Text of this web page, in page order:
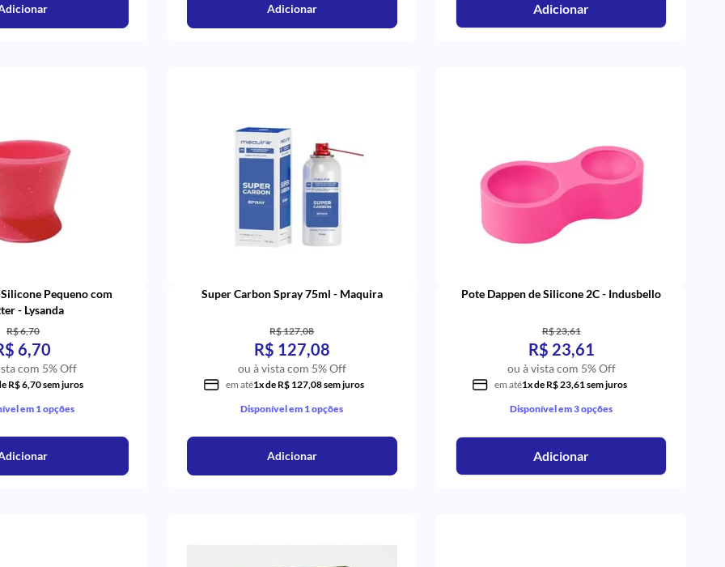
Adicionar Adicionar
Pequeno com
- Lysanda
R$ 6,70
6,70
com 5% Off
R$ 6,70 sem juros
em 1 opções
Super Carbon Spray 75ml - Maquira
R$ 127,08
R$ 127,08
ou à vista com 5% Off
em até1x de R$ 127,08 sem juros
Disponível em 1 opções
Adicionar
Pote Dappen de Silicone 2C - Indusbello
R$ 23,61
R$ 23,61
ou à vista com 5% Off
em até1x de R$ 23,61 sem juros
Disponível em 3 opções
Adicionar